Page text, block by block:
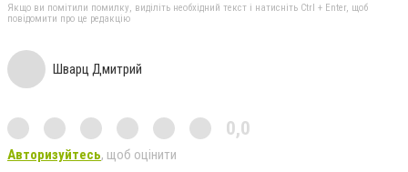
Якщо ви помітили помилку, виділіть необхідний текст і натисніть Ctrl + Enter, щоб
повідомити про це редакцію
Шварц Дмитрий
0,0
Авторизуйтесь, щоб оцінити